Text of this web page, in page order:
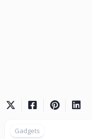
Gadgets